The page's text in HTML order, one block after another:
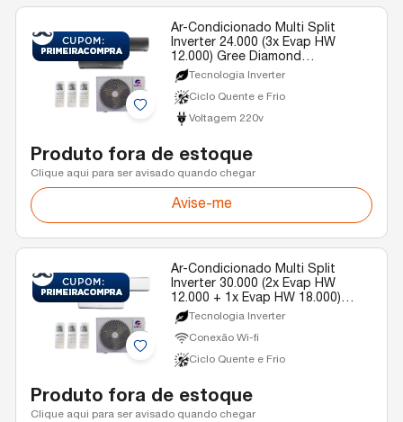
Ar-Condicionado Multi Split
Inverter 24.000 (3x Evap HW
12.000) Gree Diamond
Quente/Frio R-32 220v
Tecnologia Inverter
Ciclo Quente e Frio
Voltagem 220v
Produto fora de estoque
Clique aqui para ser avisado quando chegar
Avise-me
Ar-Condicionado Multi Split
Inverter 30.000 (2x Evap HW
12.000 + 1x Evap HW 18.000)
Gree Quente/Frio R-32 220v
Tecnologia Inverter
Conexão Wi-fi
Ciclo Quente e Frio
Produto fora de estoque
Clique aqui para ser avisado quando chegar